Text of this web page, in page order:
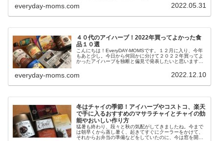
everyday-moms.com 2022.05.31
４０代のアイハーブ！2022年買ってよかった食
品１０選
こんにちは！EveryDAY-MOMSです。１２月に入り、今年
もあと少し。今日から何回かに分けて２０２２年買ってよ
かったアイハーブを独断と偏見で発表したいと思います。
思う食品を１０個発表します！超個人的な意見ですが参考
になると嬉しいです。
everyday-moms.com 2022.12.10
冬はチャイの季節！アイハーブやコストコ、楽天
で手に入るおすすめのマサラチャイとチャイの効
能やおいしい作り方
猛暑も終わり、段々と秋の気配がしてきましたね。今まで
は朝早くから蒸し暑く、起きてすぐにクーラーをかけて、
それからお弁当の準備などをしていたのに、今は窓を開け